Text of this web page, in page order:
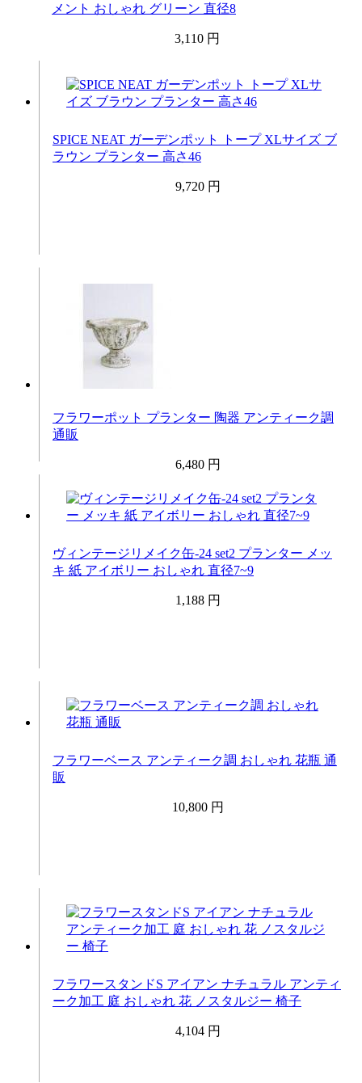
メント おしゃれ グリーン 直径8
3,110 円
SPICE NEAT ガーデンポット トープ XLサイズ ブ
ラウン プランター 高さ46
9,720 円
フラワーポット プランター 陶器 アンティーク調
通販
6,480 円
ヴィンテージリメイク缶-24 set2 プランター メッ
キ 紙 アイボリー おしゃれ 直径7~9
1,188 円
フラワーベース アンティーク調 おしゃれ 花瓶 通
販
10,800 円
フラワースタンドS アイアン ナチュラル アンティ
ーク加工 庭 おしゃれ 花 ノスタルジー 椅子
4,104 円